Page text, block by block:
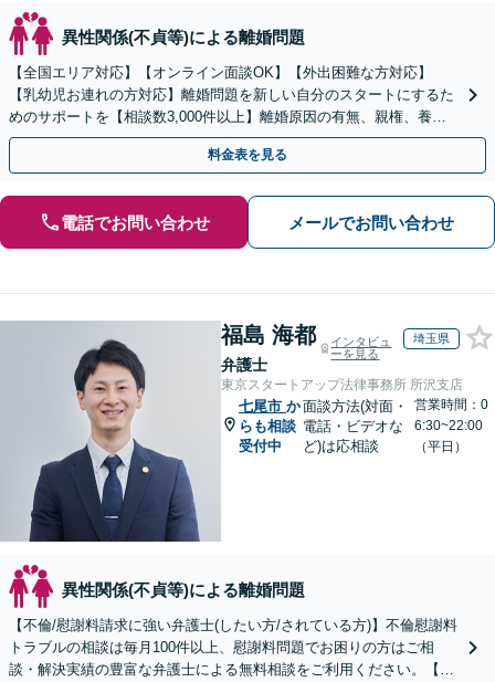
異性関係(不貞等)による離婚問題
【全国エリア対応】【オンライン面談OK】【外出困難な方対応】
【乳幼児お連れの方対応】離婚問題を新しい自分のスタートにするた
めのサポートを【相談数3,000件以上】離婚原因の有無、親権、養育
費、財産分与、慰謝料請求【夜間・休日相談可】
料金表を見る
電話でお問い合わせ メールでお問い合わせ
福島 海都
弁護士
インタビュ
ーを見る
埼玉県
東京スタートアップ法律事務所 所沢支店
七尾市 か
らも相談
受付中
面談方法(対面・
電話・ビデオな
ど)は応相談
営業時間：0
6:30~22:00
（平日）
異性関係(不貞等)による離婚問題
【不倫/慰謝料請求に強い弁護士(したい方/されている方)】不倫慰謝料
トラブルの相談は毎月100件以上、慰謝料問題でお困りの方はご相
談・解決実績の豊富な弁護士による無料相談をご利用ください。【不